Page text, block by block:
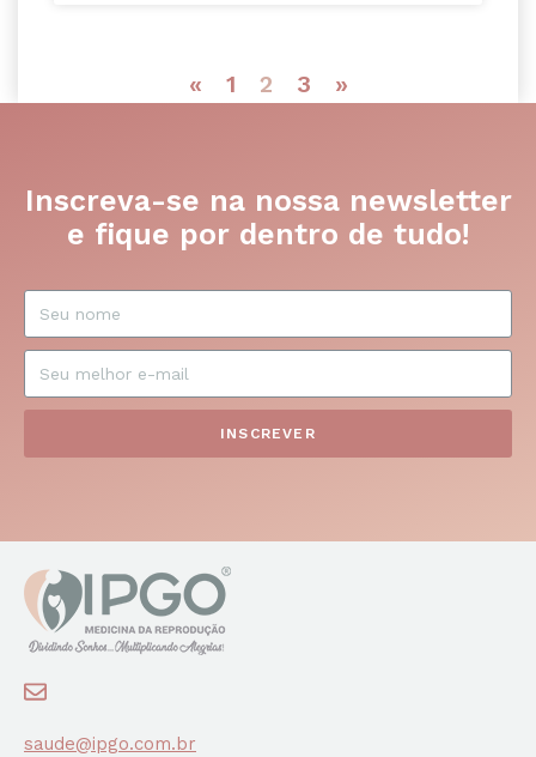
« 1 2 3 »
Inscreva-se na nossa newsletter
e fique por dentro de tudo!
INSCREVER
saude@ipgo.com.br